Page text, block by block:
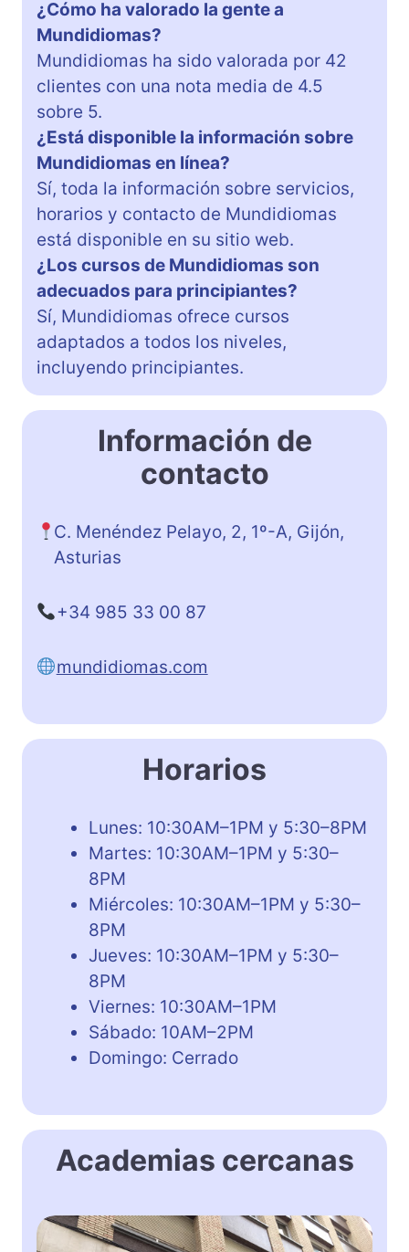
¿Cómo ha valorado la gente a
Mundidiomas?
Mundidiomas ha sido valorada por 42
clientes con una nota media de 4.5
sobre 5.
¿Está disponible la información sobre
Mundidiomas en línea?
Sí, toda la información sobre servicios,
horarios y contacto de Mundidiomas
está disponible en su sitio web.
¿Los cursos de Mundidiomas son
adecuados para principiantes?
Sí, Mundidiomas ofrece cursos
adaptados a todos los niveles,
incluyendo principiantes.
Información de
contacto
C. Menéndez Pelayo, 2, 1º-A, Gijón,
Asturias
+34 985 33 00 87
mundidiomas.com
Horarios
Lunes: 10:30AM–1PM y 5:30–8PM
Martes: 10:30AM–1PM y 5:30–
8PM
Miércoles: 10:30AM–1PM y 5:30–
8PM
Jueves: 10:30AM–1PM y 5:30–
8PM
Viernes: 10:30AM–1PM
Sábado: 10AM–2PM
Domingo: Cerrado
Academias cercanas
L
u